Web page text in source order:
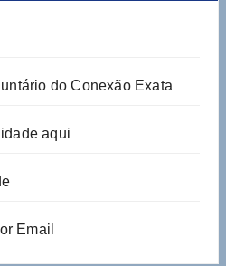
do Conexão Exata
aqui
Email